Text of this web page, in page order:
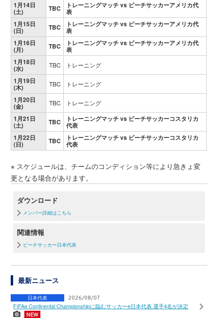
1月14日
(土) TBC トレーニングマッチ vs ビーチサッカーアメリカ代
表
1月15日
(日) TBC トレーニングマッチvs ビーチサッカーアメリカ代
表
1月16日
(月) TBC トレーニングマッチvs ビーチサッカーアメリカ代
表
1月18日
(水) TBC トレーニング
1月19日
(木) TBC トレーニング
1月20日
(金) TBC トレーニング
1月21日
(土) TBC トレーニングマッチvs ビーチサッカーコスタリカ
代表
1月22日
(日) TBC トレーニングマッチvs ビーチサッカーコスタリカ
代表
※ スケジュールは、チームのコンディション等により急きょ変
更となる場合があります。
ダウンロード
メンバー詳細はこちら
関連情報
ビーチサッカー日本代表
最新ニュース
日本代表 2026/08/07
FIFAe Continental Championshipに臨むサッカーe日本代表 選手4名が決定